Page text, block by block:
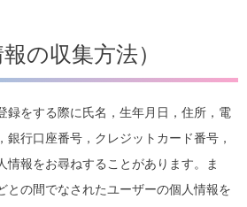
の収集方法）
録をする際に氏名，生年月日，住所，電
銀行口座番号，クレジットカード番号，
情報をお尋ねすることがあります。ま
との間でなされたユーザーの個人情報を